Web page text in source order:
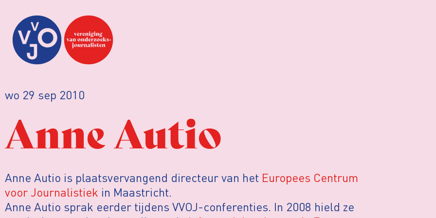
wo 29 sep 2010
Anne Autio
Anne Autio is plaatsvervangend directeur van het Europees Centrum
voor Journalistiek in Maastricht.
Anne Autio sprak eerder tijdens VVOJ-conferenties. In 2008 hield ze